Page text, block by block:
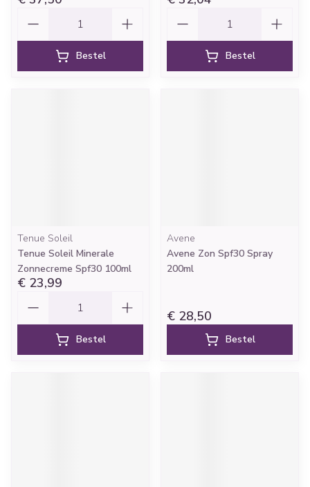
Bestel Bestel
Tenue Soleil
Tenue Soleil Minerale
Zonnecreme Spf30 100ml
€ 23,99
Bestel
Avene
Avene Zon Spf30 Spray
200ml
€ 28,50
Bestel